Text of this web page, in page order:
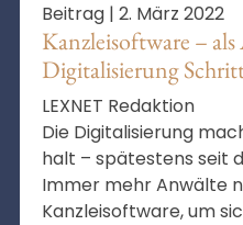
Beitrag | 2. März 2022
Kanzleisoftware –
Digitalisierung
LEXNET Redaktion
Die Digitalisierung
halt – spätestens seit
Immer mehr Anwälte
Kanzleisoftware, um